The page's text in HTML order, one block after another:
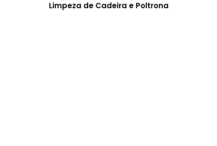
Limpeza de Cadeira e Poltrona